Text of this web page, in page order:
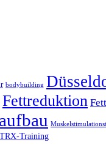
bodybuilding
Fettreduktion
TRX-Training